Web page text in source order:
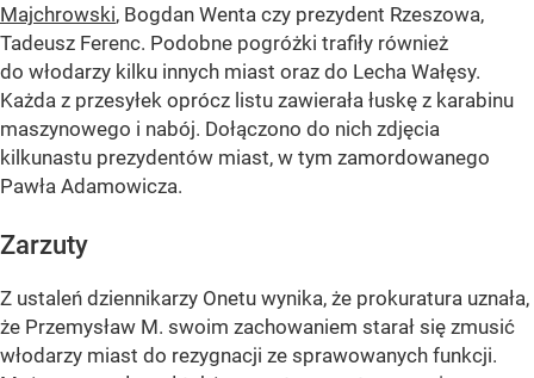
Majchrowski, Bogdan Wenta czy prezydent Rzeszowa,
Tadeusz Ferenc. Podobne pogróżki trafiły również
do włodarzy kilku innych miast oraz do Lecha Wałęsy.
Każda z przesyłek oprócz listu zawierała łuskę z karabinu
maszynowego i nabój. Dołączono do nich zdjęcia
kilkunastu prezydentów miast, w tym zamordowanego
Pawła Adamowicza.
Zarzuty
Z ustaleń dziennikarzy Onetu wynika, że prokuratura uznała,
że Przemysław M. swoim zachowaniem starał się zmusić
włodarzy miast do rezygnacji ze sprawowanych funkcji.